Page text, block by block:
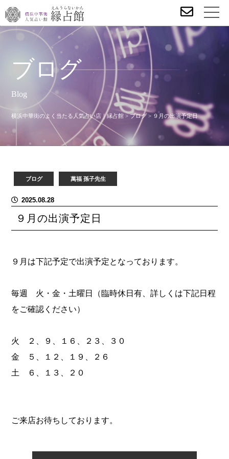
ブログ
Blog
横浜中華街のよく当たる人気占い店｜縁占館 >ブログ> ９月の出演予定日
ブログ 萬福 孫子先生
2025.08.28
９月の出演予定日
９月は下記予定で出演予定となっております。
毎週 火・金・土曜日（臨時休日有、詳しくは下記日程
をご確認ください）
火 ２、９、１６、２３、３０
金 ５、１２、１９、２６
土 ６、１３、２０
ご来店お待ちしております。